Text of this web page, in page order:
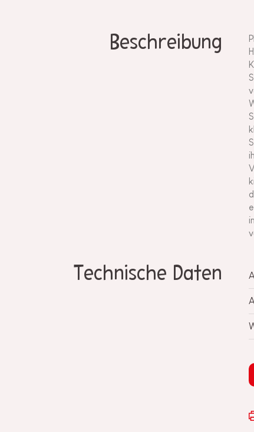
Beschreibung
Technische Daten